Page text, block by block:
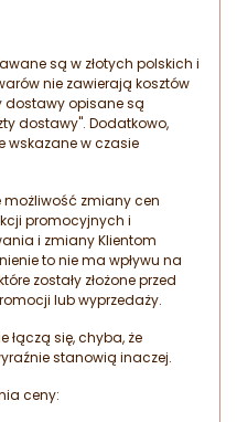
są w złotych polskich i
nie zawierają kosztów
dostawy opisane są
dostawy". Dodatkowo,
wskazane w czasie
możliwość zmiany cen
promocyjnych i
i zmiany Klientom
to nie ma wpływu na
zostały złożone przed
lub wyprzedaży.
łączą się, chyba, że
stanowią inaczej.
ceny: